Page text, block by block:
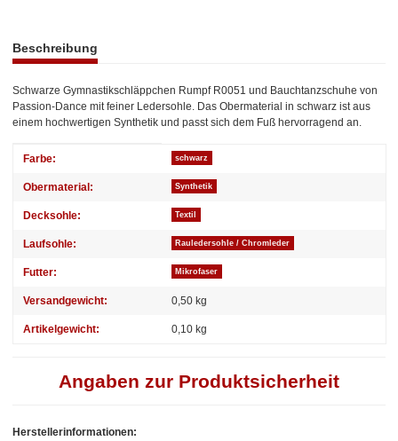
Beschreibung
Schwarze Gymnastikschläppchen Rumpf R0051 und Bauchtanzschuhe von
Passion-Dance mit feiner Ledersohle. Das Obermaterial in schwarz ist aus
einem hochwertigen Synthetik und passt sich dem Fuß hervorragend an.
Produkteigenschaft
Wert
Farbe: schwarz
Obermaterial: Synthetik
Decksohle: Textil
Laufsohle: Rauledersohle / Chromleder
Futter: Mikrofaser
Versandgewicht: 0,50 kg
Artikelgewicht: 0,10 kg
Angaben zur Produktsicherheit
Herstellerinformationen: